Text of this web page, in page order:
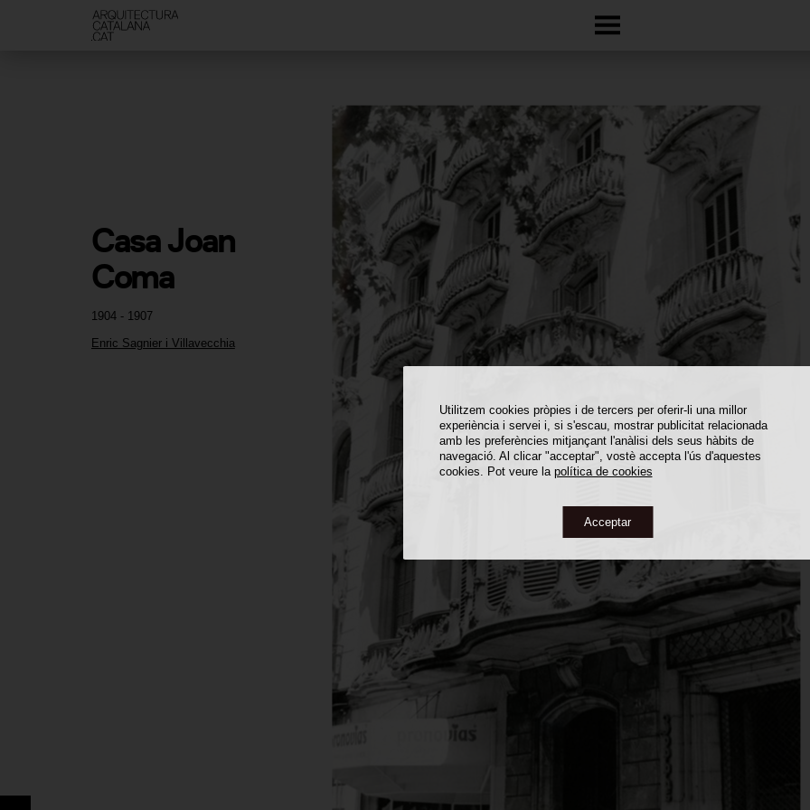
Utilitzem cookies pròpies i de tercers per oferir-li una millor
experiència i servei i, si s'escau, mostrar publicitat relacionada
amb les preferències mitjançant l'anàlisi dels seus hàbits de
navegació. Al clicar "acceptar", vostè accepta l'ús d'aquestes
cookies. Pot veure la política de cookies
Acceptar
1904 - 1907
Enric Sagnier i Villavecchia
Casa Joan
Coma